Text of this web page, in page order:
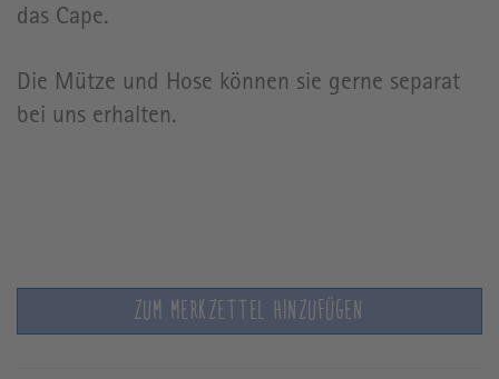
das Cape.
Die Mütze und Hose können sie gerne separat
bei uns erhalten.
ZUM MERKZETTEL HINZUFÜGEN